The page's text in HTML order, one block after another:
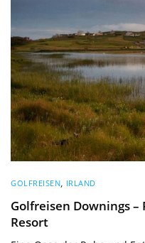
GOLFREISEN IRLAND
Golfreisen Downings
Resort